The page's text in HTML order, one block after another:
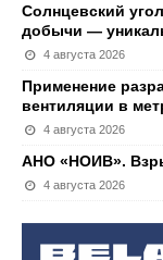
Солнцевский
добычи —
4 августа 2026
Применение
вентиляции в
4 августа 2026
АНО «НОИВ».
4 августа 2026